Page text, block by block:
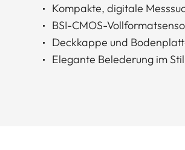
Kompakte, digitale
BSI-CMOS-
Deckkappe und
Elegante Belederung im